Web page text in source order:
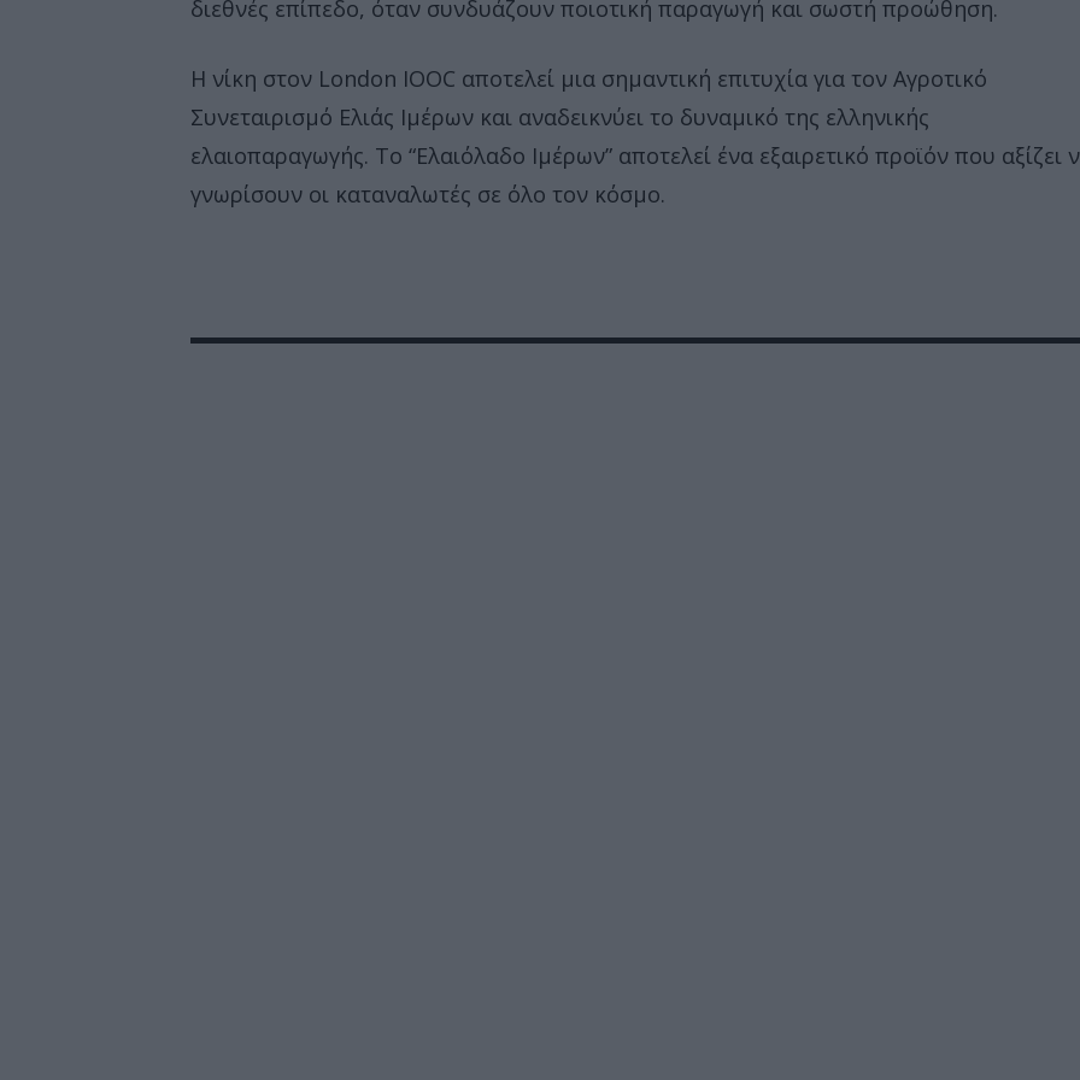
διεθνές επίπεδο, όταν συνδυάζουν ποιοτική παραγωγή και σωστή προώθηση.
Η νίκη στον London IOOC αποτελεί μια σημαντική επιτυχία για τον Αγροτικό
Συνεταιρισμό Ελιάς Ιμέρων και αναδεικνύει το δυναμικό της ελληνικής
ελαιοπαραγωγής. Το “Ελαιόλαδο Ιμέρων” αποτελεί ένα εξαιρετικό προϊόν που αξίζει
γνωρίσουν οι καταναλωτές σε όλο τον κόσμο.